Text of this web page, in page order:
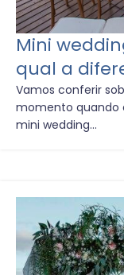
Mini
qual a
Vamos conferir
momento quando
mini wedding...